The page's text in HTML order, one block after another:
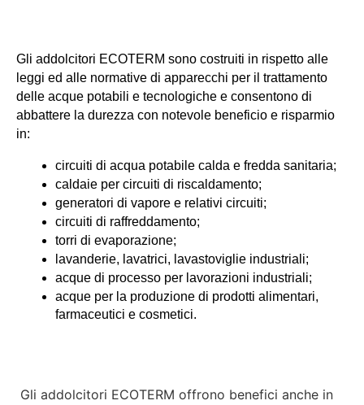
Gli addolcitori ECOTERM sono costruiti in rispetto alle
leggi ed alle normative di apparecchi per il trattamento
delle acque potabili e tecnologiche e consentono di
abbattere la durezza con notevole beneficio e risparmio
in:
circuiti di acqua potabile calda e fredda sanitaria;
caldaie per circuiti di riscaldamento;
generatori di vapore e relativi circuiti;
circuiti di raffreddamento;
torri di evaporazione;
lavanderie, lavatrici, lavastoviglie industriali;
acque di processo per lavorazioni industriali;
acque per la produzione di prodotti alimentari,
farmaceutici e cosmetici.
Gli addolcitori ECOTERM offrono benefici anche in